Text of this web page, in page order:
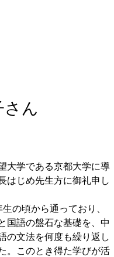
ん
大学である京都大学に導
はじめ先生方に御礼申し
の頃から通っており、
国語の盤石な基礎を、中
の文法を何度も繰り返し
。このとき得た学びが活